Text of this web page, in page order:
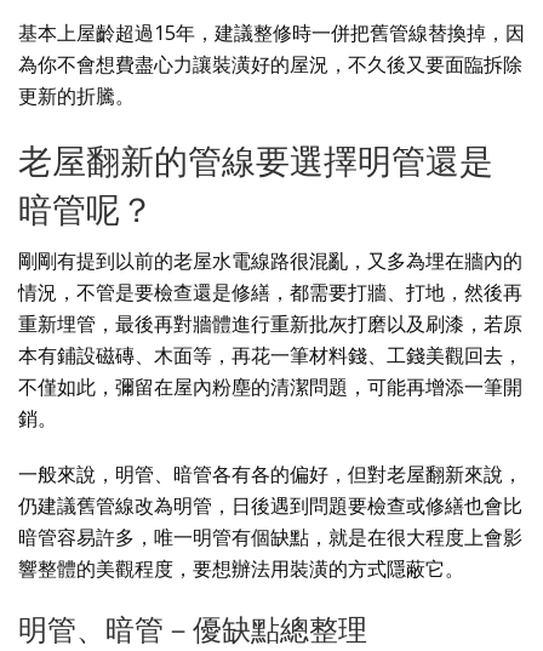
基本上屋齡超過15年，建議整修時一併把舊管線替換掉，因
為你不會想費盡心力讓裝潢好的屋況，不久後又要面臨拆除
更新的折騰。
老屋翻新的管線要選擇明管還是
暗管呢？
剛剛有提到以前的老屋水電線路很混亂，又多為埋在牆內的
情況，不管是要檢查還是修繕，都需要打牆、打地，然後再
重新埋管，最後再對牆體進行重新批灰打磨以及刷漆，若原
本有鋪設磁磚、木面等，再花一筆材料錢、工錢美觀回去，
不僅如此，彌留在屋內粉塵的清潔問題，可能再增添一筆開
銷。
一般來說，明管、暗管各有各的偏好，但對老屋翻新來說，
仍建議舊管線改為明管，日後遇到問題要檢查或修繕也會比
暗管容易許多，唯一明管有個缺點，就是在很大程度上會影
響整體的美觀程度，要想辦法用裝潢的方式隱蔽它。
明管、暗管－優缺點總整理